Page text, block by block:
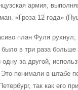
армия,
«Гроза 12 года»
план Фуля рухнул,
в три раза
за другой,
понимали в штабе
так как его